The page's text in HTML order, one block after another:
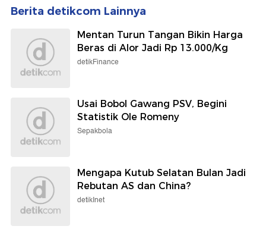
Berita detikcom Lainnya
Mentan Turun Tangan Bikin Harga
Beras di Alor Jadi Rp 13.000/Kg
detikFinance
Usai Bobol Gawang PSV, Begini
Statistik Ole Romeny
Sepakbola
Mengapa Kutub Selatan Bulan Jadi
Rebutan AS dan China?
detikInet